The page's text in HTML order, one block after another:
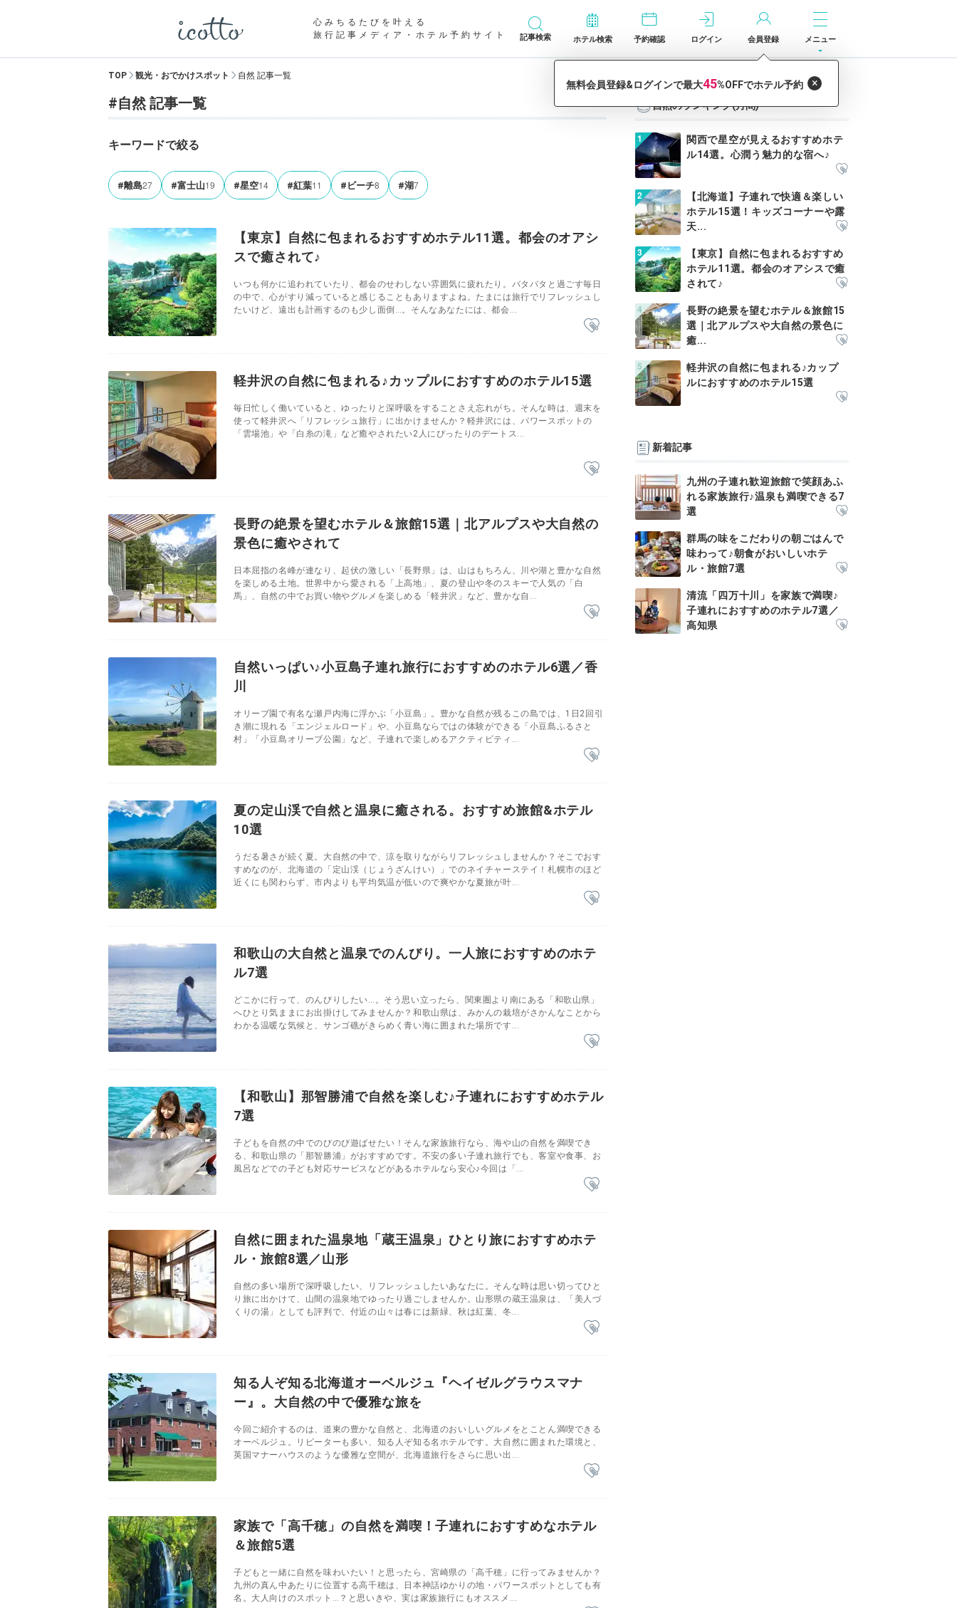
心みちるたびを叶える
旅行記事メディア・ホテル予約サイト
記事検索 ホテル検索 予約確認 ログイン 会員登録 メニュー
TOP 観光・おでかけスポット 自然 記事一覧
#自然 記事一覧
キーワードで絞る
#離島27 #富士山19 #星空14 #紅葉11 #ビーチ8 #湖7
【東京】自然に包まれるおすすめホテル11選。都会のオアシ
スで癒されて♪
いつも何かに追われていたり、都会のせわしない雰囲気に疲れたり。バタバタと過ごす毎日
の中で、心がすり減っていると感じることもありますよね。たまには旅行でリフレッシュし
たいけど、遠出も計画するのも少し面倒…。そんなあなたには、都会...
軽井沢の自然に包まれる♪カップルにおすすめのホテル15選
毎日忙しく働いていると、ゆったりと深呼吸をすることさえ忘れがち。そんな時は、週末を
使って軽井沢へ「リフレッシュ旅行」に出かけませんか？軽井沢には、パワースポットの
「雲場池」や「白糸の滝」など癒やされたい2人にぴったりのデートス...
長野の絶景を望むホテル＆旅館15選｜北アルプスや大自然の
景色に癒やされて
日本屈指の名峰が連なり、起伏の激しい「長野県」は、山はもちろん、川や湖と豊かな自然
を楽しめる土地。世界中から愛される「上高地」、夏の登山や冬のスキーで人気の「白
馬」、自然の中でお買い物やグルメを楽しめる「軽井沢」など、豊かな自...
自然いっぱい♪小豆島子連れ旅行におすすめのホテル6選／香
川
オリーブ園で有名な瀬戸内海に浮かぶ「小豆島」。豊かな自然が残るこの島では、1日2回引
き潮に現れる「エンジェルロード」や、小豆島ならではの体験ができる「小豆島ふるさと
村」「小豆島オリーブ公園」など、子連れで楽しめるアクティビティ...
夏の定山渓で自然と温泉に癒される。おすすめ旅館&ホテル
10選
うだる暑さが続く夏。大自然の中で、涼を取りながらリフレッシュしませんか？そこでおす
すめなのが、北海道の「定山渓（じょうざんけい）」でのネイチャーステイ！札幌市のほど
近くにも関わらず、市内よりも平均気温が低いので爽やかな夏旅が叶...
和歌山の大自然と温泉でのんびり。一人旅におすすめのホテ
ル7選
どこかに行って、のんびりしたい…。そう思い立ったら、関東圏より南にある「和歌山県」
へひとり気ままにお出掛けしてみませんか？和歌山県は、みかんの栽培がさかんなことから
わかる温暖な気候と、サンゴ礁がきらめく青い海に囲まれた場所です...
【和歌山】那智勝浦で自然を楽しむ♪子連れにおすすめホテル
7選
子どもを自然の中でのびのび遊ばせたい！そんな家族旅行なら、海や山の自然を満喫でき
る、和歌山県の「那智勝浦」がおすすめです。不安の多い子連れ旅行でも、客室や食事、お
風呂などでの子ども対応サービスなどがあるホテルなら安心♪今回は「...
自然に囲まれた温泉地「蔵王温泉」ひとり旅におすすめホテ
ル・旅館8選／山形
自然の多い場所で深呼吸したい、リフレッシュしたいあなたに。そんな時は思い切ってひと
り旅に出かけて、山間の温泉地でゆったり過ごしませんか。山形県の蔵王温泉は、「美人づ
くりの湯」としても評判で、付近の山々は春には新緑、秋は紅葉、冬...
知る人ぞ知る北海道オーベルジュ『ヘイゼルグラウスマナ
ー』。大自然の中で優雅な旅を
今回ご紹介するのは、道東の豊かな自然と、北海道のおいしいグルメをとことん満喫できる
オーベルジュ。リピーターも多い、知る人ぞ知る名ホテルです。大自然に囲まれた環境と、
英国マナーハウスのような優雅な空間が、北海道旅行をさらに思い出...
家族で「高千穂」の自然を満喫！子連れにおすすめなホテル
＆旅館5選
子どもと一緒に自然を味わいたい！と思ったら、宮崎県の「高千穂」に行ってみませんか？
九州の真ん中あたりに位置する高千穂は、日本神話ゆかりの地・パワースポットとしても有
名。大人向けのスポット…？と思いきや、実は家族旅行にもオススメ...
自然のランキング(月間)
関西で星空が見えるおすすめホテ
ル14選。心潤う魅力的な宿へ♪
【北海道】子連れで快適＆楽しい
ホテル15選！キッズコーナーや露
天...
【東京】自然に包まれるおすすめ
ホテル11選。都会のオアシスで癒
されて♪
長野の絶景を望むホテル＆旅館15
選｜北アルプスや大自然の景色に
癒...
軽井沢の自然に包まれる♪カップ
ルにおすすめのホテル15選
新着記事
九州の子連れ歓迎旅館で笑顔あふ
れる家族旅行♪温泉も満喫できる7
選
群馬の味をこだわりの朝ごはんで
味わって♪朝食がおいしいホテ
ル・旅館7選
清流「四万十川」を家族で満喫♪
子連れにおすすめのホテル7選／
高知県